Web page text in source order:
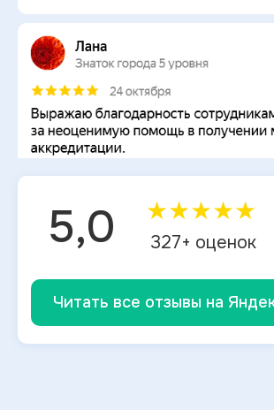
5,0 ★★★★★
327+ оценок
Читать все отзывы на